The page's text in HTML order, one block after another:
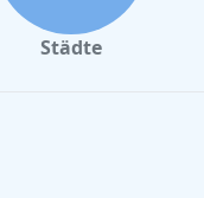
Städte